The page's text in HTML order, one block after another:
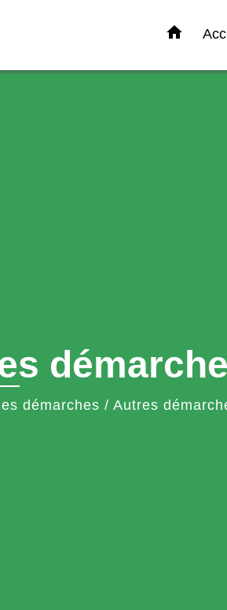
home
démarches / Autres